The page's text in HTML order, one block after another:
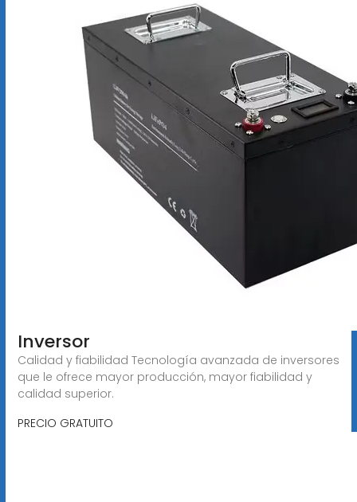
Inversor
Calidad y fiabilidad Tecnología avanzada de inversores
que le ofrece mayor producción, mayor fiabilidad y
calidad superior.
PRECIO GRATUITO